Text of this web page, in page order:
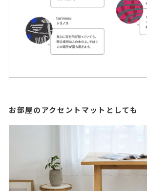
お部屋のアクセントマットとしても